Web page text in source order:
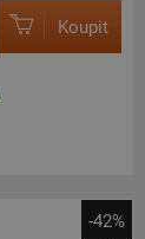
Koupit
-42%